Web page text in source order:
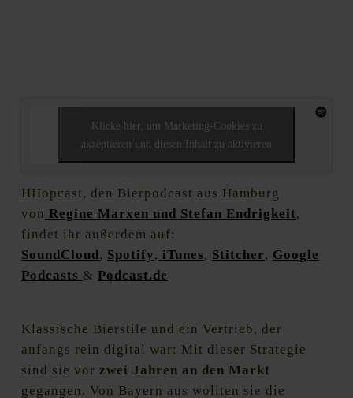
Klicke hier, um Marketing-Cookies zu
akzeptieren und diesen Inhalt zu aktivieren
HHopcast, den Bierpodcast aus Hamburg
von Regine Marxen und Stefan Endrigkeit,
findet ihr außerdem auf:
SoundCloud, Spotify, iTunes, Stitcher, Google
Podcasts & Podcast.de
Klassische Bierstile und ein Vertrieb, der
anfangs rein digital war: Mit dieser Strategie
sind sie vor zwei Jahren an den Markt
gegangen. Von Bayern aus wollten sie die